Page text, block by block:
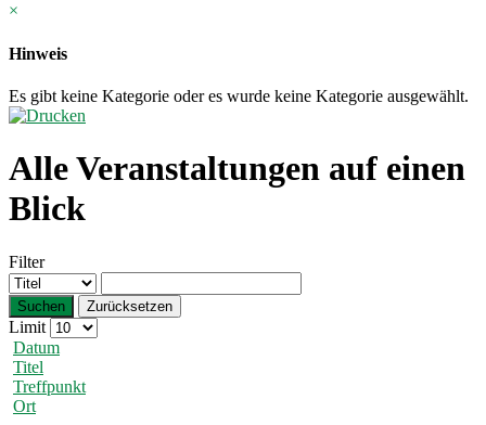
×
Hinweis
Es gibt keine Kategorie oder es wurde keine Kategorie ausgewählt.
Alle Veranstaltungen auf einen
Blick
Filter
Suchen Zurücksetzen
Limit
Datum
Titel
Treffpunkt
Ort